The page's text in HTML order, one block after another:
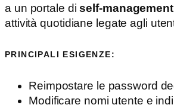
a un portale diself-management
attività quotidiane legate agli
PRINCIPALI ESIGENZE:
Reimpostare le password
Modificare nomi utente e